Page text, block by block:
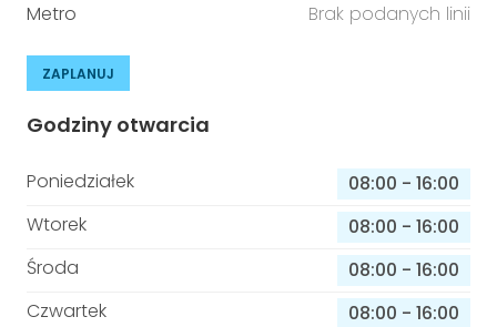
Metro
Brak podanych linii
ZAPLANUJ
Godziny otwarcia
Poniedziałek 08:00 - 16:00
Wtorek
08:00 - 16:00
Środa
08:00 - 16:00
Czwartek
08:00 - 16:00